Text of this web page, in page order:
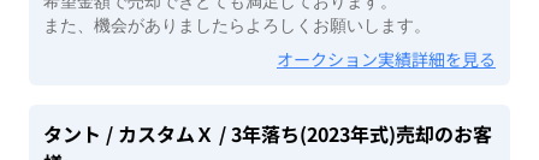
また、機会がありましたらよろしくお願いします。
オークション実績詳細を見る
タント / カスタムＸ / 3年落ち(2023年式)売却のお客